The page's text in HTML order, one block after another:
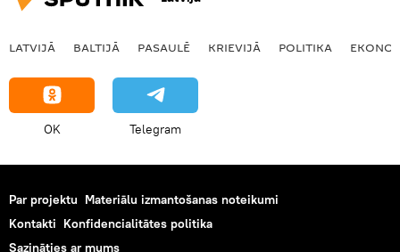
LATVIJĀ BALTIJĀ PASAULĒ KRIEVIJĀ POLITIKA
OK Telegram
Par projektu Materiālu izmantošanas noteikumi
Kontakti Konfidencialitātes politika
Sazināties ar mums